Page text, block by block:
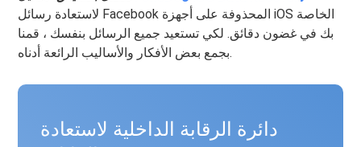
لاستعادة رسائل Facebook المحذوفة على أجهزة iOS الخاصة
بك في غضون دقائق. لكي تستعيد جميع الرسائل بنفسك ، قمنا
بجمع بعض الأفكار والأساليب الرائعة أدناه.
دائرة الرقابة الداخلية لاستعادة